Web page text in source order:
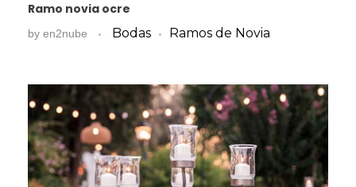
Ramo novia ocre
by en2nube Bodas Ramos de Novia